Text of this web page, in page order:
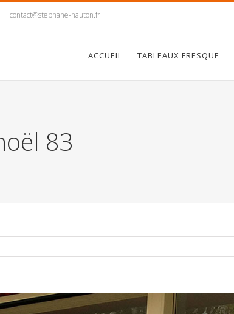
| contact@stephane-hauton.fr
ACCUEIL TABLEAUX FRESQUE
83